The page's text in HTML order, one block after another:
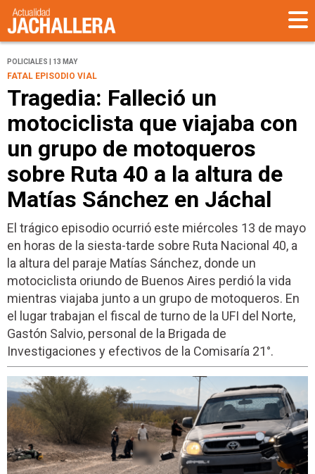
POLICIALES | 13 MAY
FATAL EPISODIO VIAL
Tragedia: Falleció un
motociclista que viajaba con
un grupo de motoqueros
sobre Ruta 40 a la altura de
Matías Sánchez en Jáchal
El trágico episodio ocurrió este miércoles 13 de mayo
en horas de la siesta-tarde sobre Ruta Nacional 40, a
la altura del paraje Matías Sánchez, donde un
motociclista oriundo de Buenos Aires perdió la vida
mientras viajaba junto a un grupo de motoqueros. En
el lugar trabajan el fiscal de turno de la UFI del Norte,
Gastón Salvio, personal de la Brigada de
Investigaciones y efectivos de la Comisaría 21°.